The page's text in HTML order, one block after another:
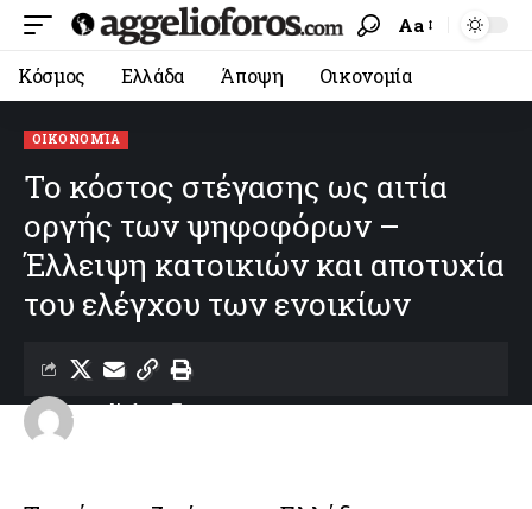
Aa
Κόσμος Ελλάδα Άποψη Οικονομία
ΟΙΚΟΝΟΜΊΑ
Το κόστος στέγασης ως αιτία
οργής των ψηφοφόρων –
Έλλειψη κατοικιών και αποτυχία
του ελέγχου των ενοικίων
Last updated: 19/05/2026 09:30
aggelioforos